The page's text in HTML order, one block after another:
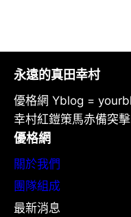
永遠的真田幸村
優格網 Yblog =
幸村紅鎧策馬赤備突
優格網
關於我們
團隊組成
最新消息